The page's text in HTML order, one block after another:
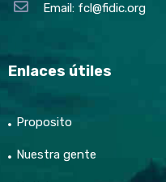
Email: fcl@fidic.org
Enlaces útiles
Proposito
Nuestra gente